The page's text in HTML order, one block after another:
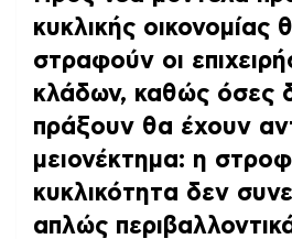
κυκλικής οικονομίας
στραφούν οι
κλάδων, καθώς όσες
πράξουν θα έχουν
μειονέκτημα: η
κυκλικότητα δεν
απλώς